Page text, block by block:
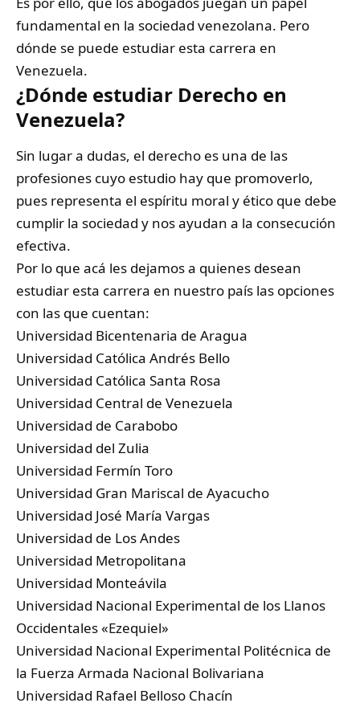
fundamental en la sociedad venezolana. Pero
dónde se puede estudiar esta carrera en
Venezuela.
¿Dónde estudiar Derecho en
Venezuela?
Sin lugar a dudas, el derecho es una de las
profesiones cuyo estudio hay que promoverlo,
pues representa el espíritu moral y ético que debe
cumplir la sociedad y nos ayudan a la consecución
efectiva.
Por lo que acá les dejamos a quienes desean
estudiar esta carrera en nuestro país las opciones
con las que cuentan:
Universidad Bicentenaria de Aragua
Universidad Católica Andrés Bello
Universidad Católica Santa Rosa
Universidad Central de Venezuela
Universidad de Carabobo
Universidad del Zulia
Universidad Fermín Toro
Universidad Gran Mariscal de Ayacucho
Universidad José María Vargas
Universidad de Los Andes
Universidad Metropolitana
Universidad Monteávila
Universidad Nacional Experimental de los Llanos
Occidentales «Ezequiel»
Universidad Nacional Experimental Politécnica de
la Fuerza Armada Nacional Bolivariana
Universidad Rafael Belloso Chacín